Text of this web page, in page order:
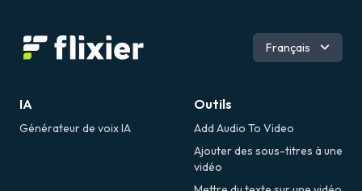
Anglais
Portugais
Français
IA
Générateur de voix IA
Outils
Add Audio To Video
Ajouter des sous-titres à une
vidéo